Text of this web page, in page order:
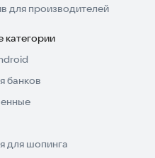
для производителей
категории
банков
для шопинга